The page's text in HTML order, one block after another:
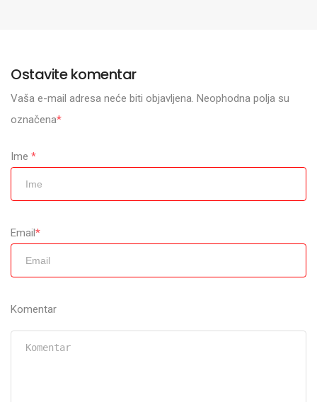
Ostavite komentar
Vaša e-mail adresa neće biti objavljena. Neophodna polja su
označena*
Ime *
Email*
Komentar